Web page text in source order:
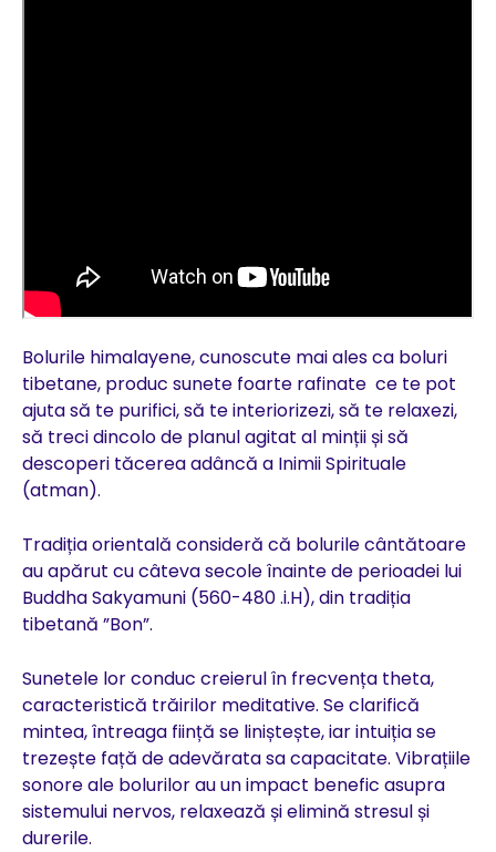
Bolurile himalayene, cunoscute mai ales ca boluri
tibetane, produc sunete foarte rafinate ce te pot
ajuta să te purifici, să te interiorizezi, să te relaxezi,
să treci dincolo de planul agitat al minții și să
descoperi tăcerea adâncă a Inimii Spirituale
(atman).
Tradiția orientală consideră că bolurile cântătoare
au apărut cu câteva secole înainte de perioadei lui
Buddha Sakyamuni (560-480 .i.H), din tradiția
tibetană ”Bon”.
Sunetele lor conduc creierul în frecvența theta,
caracteristică trăirilor meditative. Se clarifică
mintea, întreaga ființă se liniștește, iar intuiția se
trezește față de adevărata sa capacitate. Vibrațiile
sonore ale bolurilor au un impact benefic asupra
sistemului nervos, relaxează și elimină stresul și
durerile.